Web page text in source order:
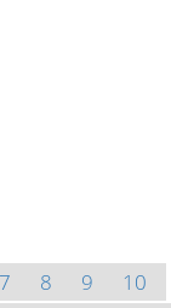
7 8 9
10